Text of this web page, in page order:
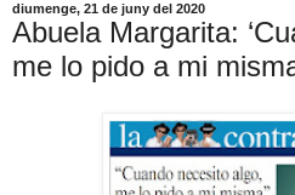
diumenge, 21 de juny del 2020
Abuela Margarita:
me lo pido a mi